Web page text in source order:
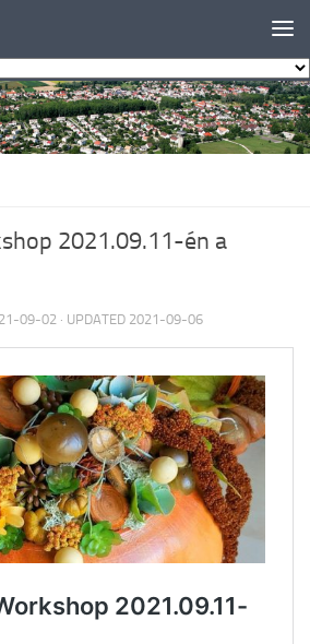
2021.09.11-én a
09-02 · UPDATED 2021-09-06